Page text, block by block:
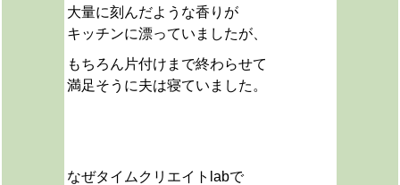
大量に刻んだような香りが
キッチンに漂っていましたが、
もちろん片付けまで終わらせて
満足そうに夫は寝ていました。
なぜタイムクリエイトlabで